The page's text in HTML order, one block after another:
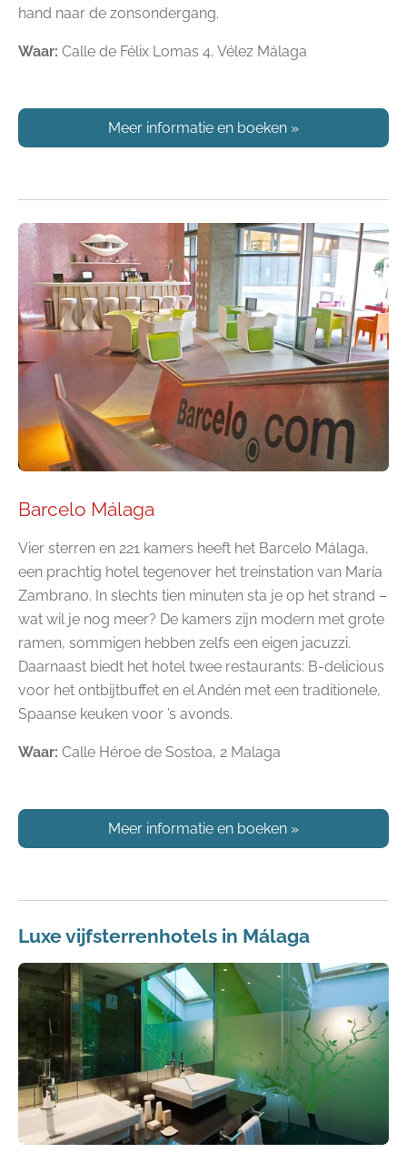
hand naar de zonsondergang.
Waar: Calle de Félix Lomas 4, Vélez Málaga
Meer informatie en boeken »
Barcelo Málaga
Vier sterren en 221 kamers heeft het Barcelo Málaga,
een prachtig hotel tegenover het treinstation van María
Zambrano. In slechts tien minuten sta je op het strand –
wat wil je nog meer? De kamers zijn modern met grote
ramen, sommigen hebben zelfs een eigen jacuzzi.
Daarnaast biedt het hotel twee restaurants: B-delicious
voor het ontbijtbuffet en el Andén met een traditionele,
Spaanse keuken voor ’s avonds.
Waar: Calle Héroe de Sostoa, 2 Malaga
Meer informatie en boeken »
Luxe vijfsterrenhotels in Málaga